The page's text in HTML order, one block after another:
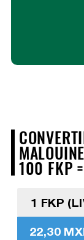
100 FKP
1 FKP
22,30